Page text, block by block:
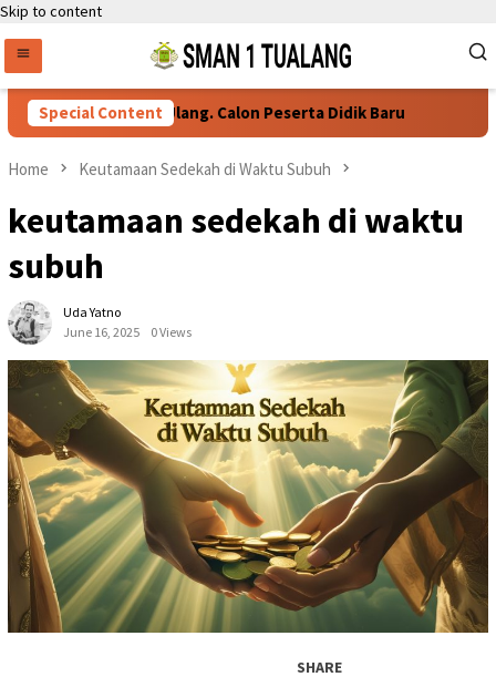
Skip to content
Special Content
Persyaratan Daftar Ulang. Calon Peserta Didik Baru
Home Keutamaan Sedekah di Waktu Subuh
keutamaan sedekah di waktu
subuh
Uda Yatno
June 16, 2025
0 Views
SHARE